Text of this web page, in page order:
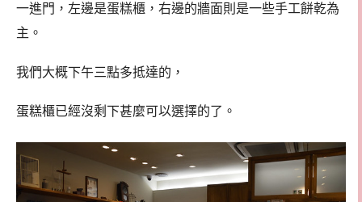
一進門，左邊是蛋糕櫃，右邊的牆面則是一些手工餅乾為
主。
我們大概下午三點多抵達的，
蛋糕櫃已經沒剩下甚麼可以選擇的了。